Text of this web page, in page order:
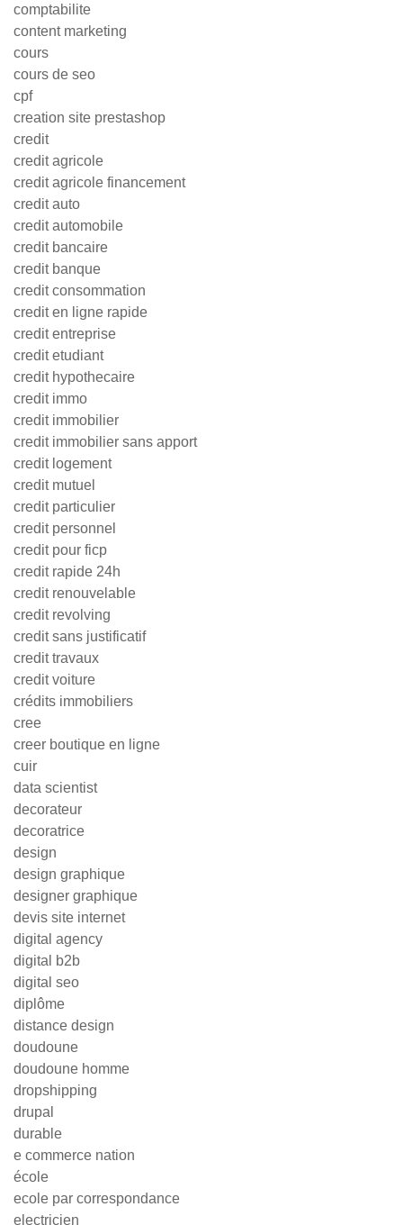
comptabilite
content marketing
cours
cours de seo
cpf
creation site prestashop
credit
credit agricole
credit agricole financement
credit auto
credit automobile
credit bancaire
credit banque
credit consommation
credit en ligne rapide
credit entreprise
credit etudiant
credit hypothecaire
credit immo
credit immobilier
credit immobilier sans apport
credit logement
credit mutuel
credit particulier
credit personnel
credit pour ficp
credit rapide 24h
credit renouvelable
credit revolving
credit sans justificatif
credit travaux
credit voiture
crédits immobiliers
cree
creer boutique en ligne
cuir
data scientist
decorateur
decoratrice
design
design graphique
designer graphique
devis site internet
digital agency
digital b2b
digital seo
diplôme
distance design
doudoune
doudoune homme
dropshipping
drupal
durable
e commerce nation
école
ecole par correspondance
electricien